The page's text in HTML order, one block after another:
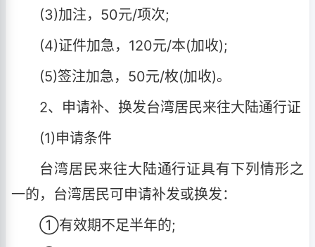
(3)加注，50元/项次;
(4)证件加急，120元/本(加收);
(5)签注加急，50元/枚(加收)。
2、申请补、换发台湾居民来往大陆通行证
(1)申请条件
台湾居民来往大陆通行证具有下列情形之
一的，台湾居民可申请补发或换发：
①有效期不足半年的;